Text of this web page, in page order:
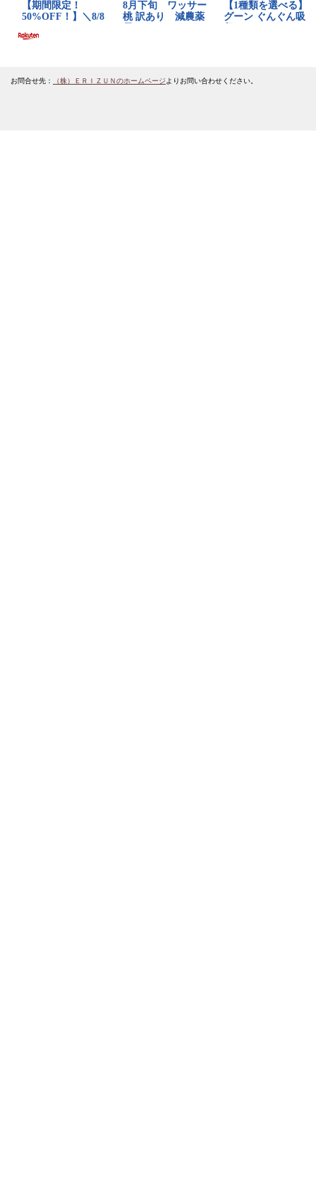
お問合せ先： （株）ＥＲＩＺＵＮのホームページよりお問い合わせください。